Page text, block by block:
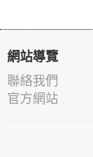
網站導覽
聯絡我們
官方網站